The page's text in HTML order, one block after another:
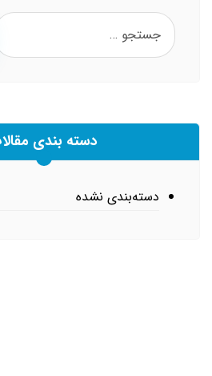
دسته بندی
دسته‌بندی نشده